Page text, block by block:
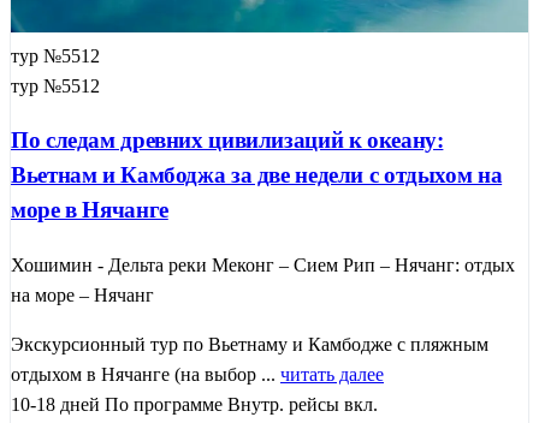
тур №5512
тур №5512
По следам древних цивилизаций к океану:
Вьетнам и Камбоджа за две недели с отдыхом на
море в Нячанге
Хошимин - Дельта реки Меконг – Сием Рип – Нячанг: отдых
на море – Нячанг
Экскурсионный тур по Вьетнаму и Камбодже с пляжным
отдыхом в Нячанге (на выбор ... читать далее
10-18 дней По программе Внутр. рейсы вкл.